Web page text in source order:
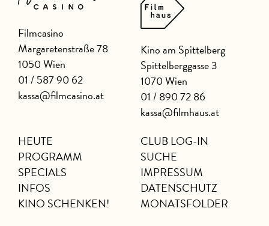
Filmcasino
Margaretenstraße 78
1050 Wien
01 / 587 90 62
kassa@filmcasino.at
Kino am Spittelberg
Spittelberggasse 3
1070 Wien
01 / 890 72 86
kassa@filmhaus.at
HEUTE
PROGRAMM
SPECIALS
INFOS
KINO SCHENKEN!
CLUB LOG-IN
SUCHE
IMPRESSUM
DATENSCHUTZ
MONATSFOLDER